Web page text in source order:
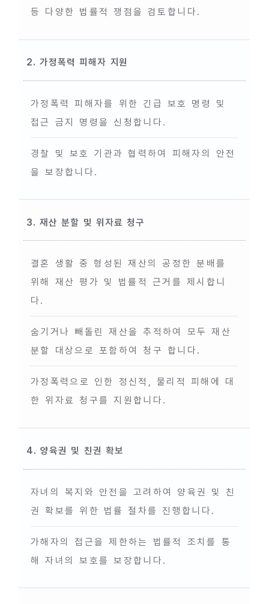
등 다양한 법률적 쟁점을 검토합니다.
2. 가정폭력 피해자 지원
가정폭력 피해자를 위한 긴급 보호 명령 및
접근 금지 명령을 신청합니다.
경찰 및 보호 기관과 협력하여 피해자의 안전
을 보장합니다.
3. 재산 분할 및 위자료 청구
결혼 생활 중 형성된 재산의 공정한 분배를
위해 재산 평가 및 법률적 근거를 제시합니
다.
숨기거나 빼돌린 재산을 추적하여 모두 재산
분할 대상으로 포함하여 청구 합니다.
가정폭력으로 인한 정신적, 물리적 피해에 대
한 위자료 청구를 지원합니다.
4. 양육권 및 친권 확보
자녀의 복지와 안전을 고려하여 양육권 및 친
권 확보를 위한 법률 절차를 진행합니다.
가해자의 접근을 제한하는 법률적 조치를 통
해 자녀의 보호를 보장합니다.